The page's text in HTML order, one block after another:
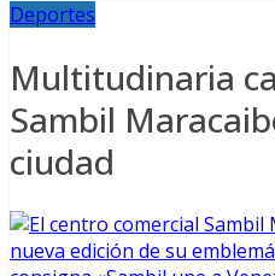
Deportes
Multitudinaria
Sambil
ciudad